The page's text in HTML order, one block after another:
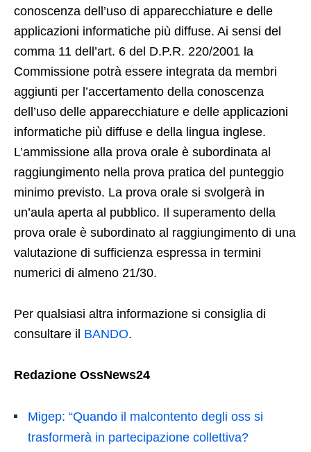
conoscenza dell’uso di apparecchiature e delle
applicazioni informatiche più diffuse. Ai sensi del
comma 11 dell’art. 6 del D.P.R. 220/2001 la
Commissione potrà essere integrata da membri
aggiunti per l’accertamento della conoscenza
dell’uso delle apparecchiature e delle applicazioni
informatiche più diffuse e della lingua inglese.
L’ammissione alla prova orale è subordinata al
raggiungimento nella prova pratica del punteggio
minimo previsto. La prova orale si svolgerà in
un’aula aperta al pubblico. Il superamento della
prova orale è subordinato al raggiungimento di una
valutazione di sufficienza espressa in termini
numerici di almeno 21/30.
Per qualsiasi altra informazione si consiglia di
consultare il BANDO.
Redazione OssNews24
Migep: “Quando il malcontento degli oss si
trasformerà in partecipazione collettiva?